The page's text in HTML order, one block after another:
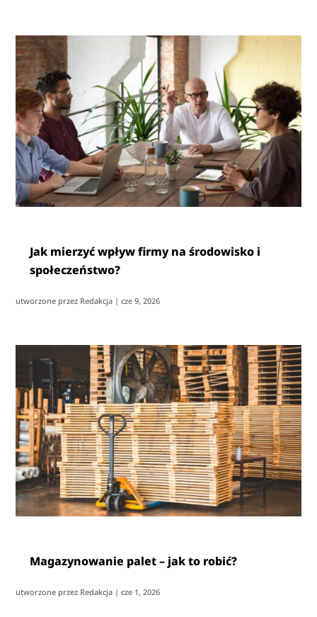
Jak mierzyć wpływ firmy na środowisko i
społeczeństwo?
utworzone przez Redakcja |cze 9, 2026
Magazynowanie palet – jak to robić?
utworzone przez Redakcja |cze 1, 2026